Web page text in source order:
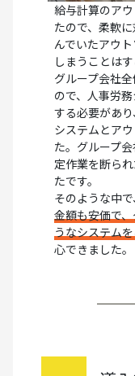
給与計算のア
たので、柔軟
んでいたアウ
しまうことは
グループ会社
ので、人事労
する必要があ
システムとア
た。グループ
定作業を断ら
たです。
そのような中
金額も安価で
うなシステム
心できました。